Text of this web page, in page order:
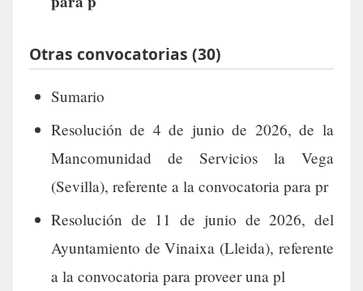
Otras convocatorias (30)
Sumario
Resolución de 4 de junio de 2026, de la
Mancomunidad de Servicios la Vega
(Sevilla), referente a la convocatoria para pr
Resolución de 11 de junio de 2026, del
Ayuntamiento de Vinaixa (Lleida), referente
a la convocatoria para proveer una pl